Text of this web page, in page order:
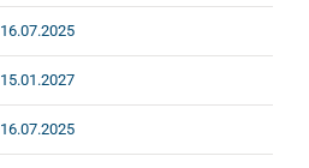
16.07.2025
15.01.2027
16.07.2025